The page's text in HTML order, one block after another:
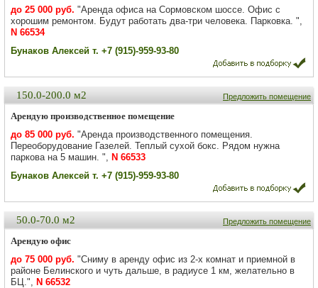
до 25 000 руб. "Аренда офиса на Сормовском шоссе. Офис с
хорошим ремонтом. Будут работать два-три человека. Парковка. ",
N 66534
Бунаков Алексей т. +7 (915)-959-93-80
Предложить помещение
150.0-200.0 м2
Арендую производственное помещение
до 85 000 руб. "Аренда производственного помещения.
Переоборудование Газелей. Теплый сухой бокс. Рядом нужна
паркова на 5 машин. ", N 66533
Бунаков Алексей т. +7 (915)-959-93-80
Предложить помещение
50.0-70.0 м2
Арендую офис
до 75 000 руб. "Сниму в аренду офис из 2-х комнат и приемной в
районе Белинского и чуть дальше, в радиусе 1 км, желательно в
БЦ.", N 66532